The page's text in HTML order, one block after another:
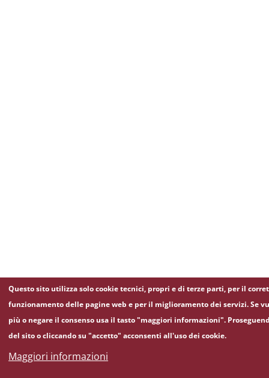
Questo sito utilizza solo cookie tecnici, propri e di terze parti, per il
funzionamento delle pagine web e per il miglioramento dei servizi. Se
più o negare il consenso usa il tasto "maggiori informazioni".
del sito o cliccando su "accetto" acconsenti all'uso dei cookie.
Maggiori informazioni